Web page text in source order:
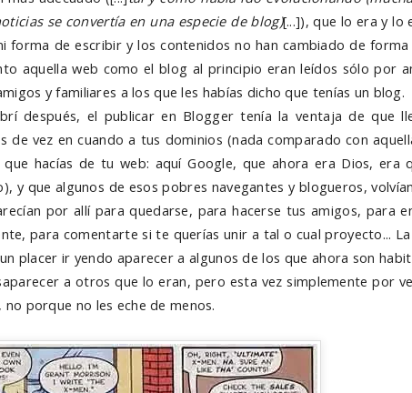
se convertía en una especie de blog)[...]), que lo era y lo
forma de escribir y los contenidos no han cambiado de forma
aquella web como el blog al principio eran leídos sólo por
y familiares a los que les habías dicho que tenías un blog.
después, el publicar en Blogger tenía la ventaja de que
de vez en cuando a tus dominios (nada comparado con
que hacías de tu web: aquí Google, que ahora era Dios, era
y que algunos de esos pobres navegantes y blogueros,
por allí para quedarse, para hacerse tus amigos, para
para comentarte si te querías unir a tal o cual proyecto...
placer ir yendo aparecer a algunos de los que ahora son
a otros que lo eran, pero esta vez simplemente por
porque no les eche de menos.